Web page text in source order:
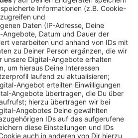
nicht, welche Mannschaften
der EM-Endrunde findet erst
statt. Sportlich hat sich
qualifiziert.
Ticketportal der UEFA:
ticketing/
bei der Ticketverlosung